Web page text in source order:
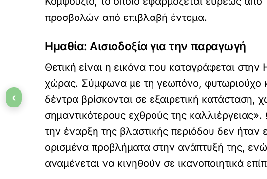
προσβολών από επιβλαβή έντομα.
Ημαθία: Αισιοδοξία για την παραγωγή
Θετική είναι η εικόνα που καταγράφεται
χώρας. Σύμφωνα με τη γεωπόνο, φυτωριούχο
δέντρα βρίσκονται σε εξαιρετική
σημαντικότερους εχθρούς της
την έναρξη της βλαστικής περιόδου δεν ήταν
ορισμένα προβλήματα στην ανάπτυξή της, ενώ
αναμένεται να κινηθούν σε ικανοποιητικά
‹